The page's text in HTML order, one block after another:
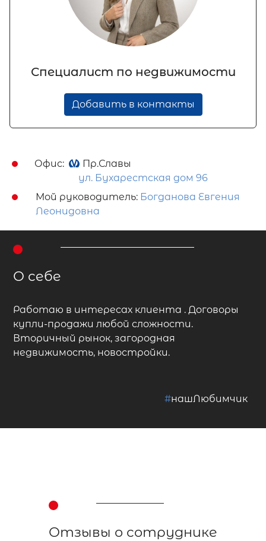
Специалист по недвижимости
Добавить в контакты
Офис:
Пр.Славы
ул. Бухарестская дом 96
Мой руководитель: Богданова Евгения
Леонидовна
О себе
Работаю в интересах клиента . Договоры
купли-продажи любой сложности.
Вторичный рынок, загородная
недвижимость, новостройки.
#нашЛюбимчик
Отзывы о сотруднике